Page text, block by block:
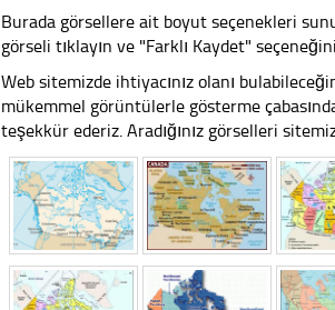
Burada görsellere ait boyut seçenekleri
görseli tıklayın ve "Farklı Kaydet"
Web sitemizde ihtiyacınız olanı
mükemmel görüntülerle gösterme
teşekkür ederiz. Aradığınız görselleri